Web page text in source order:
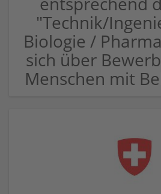
"Technik/
Biologie /
sich über
Menschen mit